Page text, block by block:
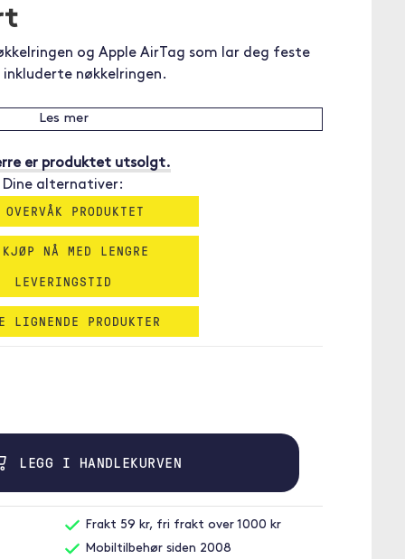
og Apple AirTag som lar deg feste
nøkkelringen.
Les mer
er produktet utsolgt.
Dine alternativer:
PRODUKTET
NÅ MED LENGRE
LEVERINGSTID
PRODUKTER
LEGG I HANDLEKURVEN
Frakt 59 kr, fri frakt over 1000 kr
Mobiltilbehør siden 2008